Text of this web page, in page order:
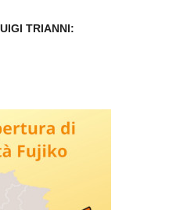
TRIANNI: